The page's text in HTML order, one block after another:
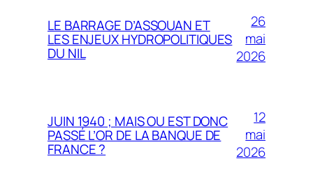
LE BARRAGE D’ASSOUAN ET
LES ENJEUX HYDROPOLITIQUES
DU NIL
26
mai
2026
JUIN 1940 ; MAIS OU EST DONC
PASSÉ L’OR DE LA BANQUE DE
FRANCE ?
12
mai
2026